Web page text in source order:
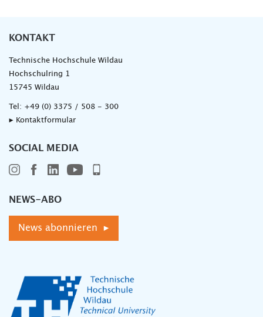
KONTAKT
Technische Hochschule Wildau
Hochschulring 1
15745 Wildau
Tel: +49 (0) 3375 / 508 - 300
▸ Kontaktformular
SOCIAL MEDIA
NEWS-ABO
News abonnieren ▸